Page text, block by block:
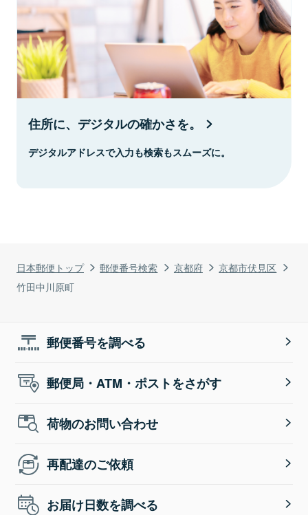
日本郵便トップ 郵便番号検索 京都府
京都市伏見区
竹田中川原町
住所に、デジタルの確かさを。
デジタルアドレスで入力も検索もスムーズに。
郵便番号を調べる
郵便局・ATM・ポストをさがす
荷物のお問い合わせ
再配達のご依頼
お届け日数を調べる